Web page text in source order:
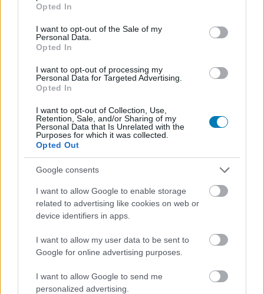
use your data for below specified purposes in below Google
consent section.
Opted In
I want to opt-out of the Sale of my
Personal Data.
Opted In
I want to opt-out of processing my
Personal Data for Targeted Advertising.
Opted In
I want to opt-out of Collection, Use,
Retention, Sale, and/or Sharing of my
Personal Data that Is Unrelated with the
Purposes for which it was collected.
Opted Out
Google consents
I want to allow Google to enable storage
related to advertising like cookies on web or
device identifiers in apps.
I want to allow my user data to be sent to
Google for online advertising purposes.
I want to allow Google to send me
personalized advertising.
| 2024.02.22 06:01
A Forgotten Realms kedvenc vámpírja hamarosan a poszt-
apokaliptikus Londonba költözik.
Így lehet ingyen a tiéd az egyik legjobb szerepjáték
| 2023.11.08 16:22
Lelkes rajongók megcsinálták azt, amire a BioWare és a